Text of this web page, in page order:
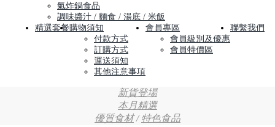
氣炸鍋食品
調味醬汁 / 麵食 / 湯底 / 米飯
精選套餐購物須知
付款方式
訂購方式
運送須知
其他注意事項
會員專區
會員級別及優惠
會員特價區
聯繫我們
新貨登場
本月精選
優質食材/特色食品